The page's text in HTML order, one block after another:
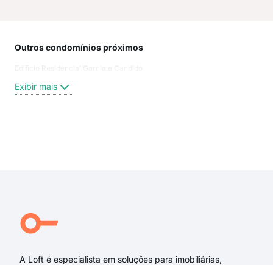
Outros condomínios próximos
Edificio Residencial Garcia e Candido
Exibir mais
A Loft é especialista em soluções para imobiliárias,